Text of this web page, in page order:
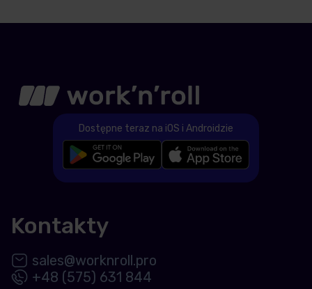
Dostępne teraz na iOS i Androidzie
Kontakty
sales@worknroll.pro
+48 (575) 631 844